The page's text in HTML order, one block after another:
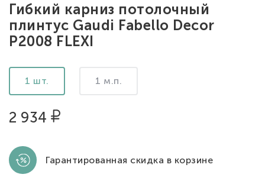
Гибкий карниз потолочный
плинтус Gaudi Fabello Decor
P2008 FLEXI
1 шт. 1 м.п.
2 934
Гарантированная скидка в корзине